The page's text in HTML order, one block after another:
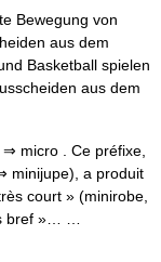
Bewegung von
aus dem
Basketball spielen
aus dem
micro . Ce préfixe,
minijupe), a produit
court » (minirobe,
bref »… …